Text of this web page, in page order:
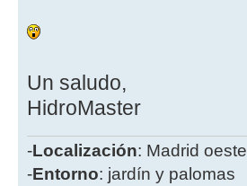
Un saludo,
HidroMaster
-Localización: Madrid oeste
-Entorno: jardín y palomas